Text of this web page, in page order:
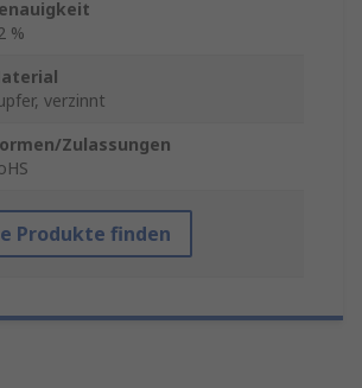
%
verzinnt
Zulassungen
Produkte finden